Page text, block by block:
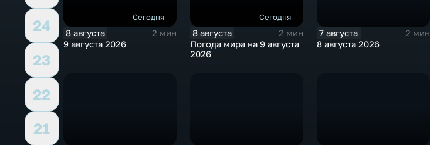
24
23
22
21
Сегодня
8 августа
2 мин
9 августа 2026
Сегодня
8 августа
2 мин
Погода мира на 9 августа
2026
7 августа
2 мин
8 августа 2026